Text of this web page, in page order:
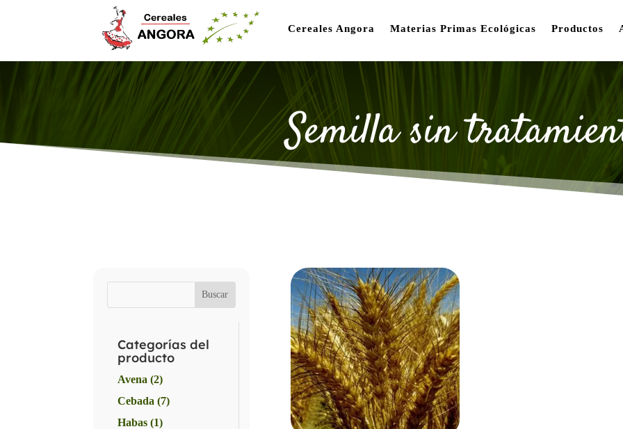
Cereales Angora Materias Primas Ecológicas Productos
Semilla sin
Categorías del
producto
Avena (2)
Cebada (7)
Habas (1)